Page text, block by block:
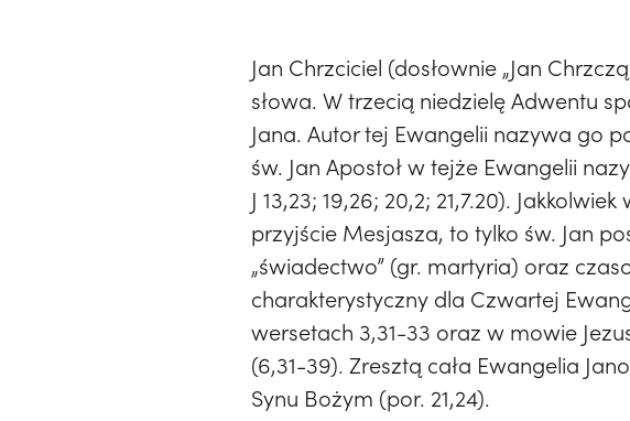
Jan Chrzciciel (dosłownie „Jan
słowa. W trzecią niedzielę Adwentu
Jana. Autor tej Ewangelii nazywa go
św. Jan Apostoł w tejże Ewangelii
J 13,23; 19,26; 20,2; 21,7.20).
przyjście Mesjasza, to tylko św. Jan
„świadectwo” (gr. martyria) oraz
charakterystyczny dla Czwartej
wersetach 3,31-33 oraz w mowie
(6,31-39). Zresztą cała Ewangelia
Synu Bożym (por. 21,24).